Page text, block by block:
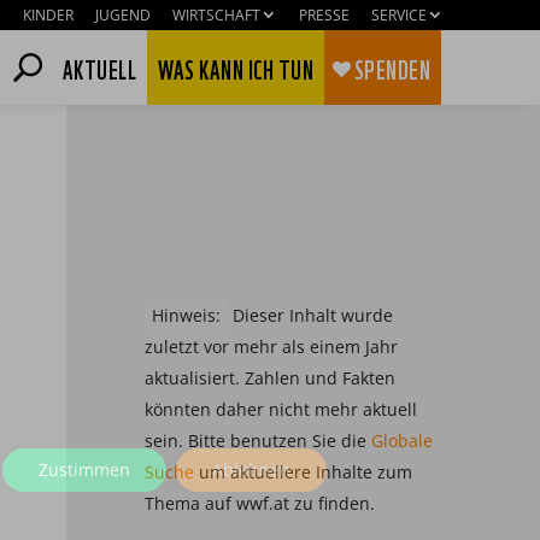
KINDER JUGEND WIRTSCHAFT PRESSE SERVICE
AKTUELL WAS KANN ICH TUN SPENDEN
Hinweis:
Dieser Inhalt wurde
zuletzt vor mehr als einem Jahr
aktualisiert. Zahlen und Fakten
könnten daher nicht mehr aktuell
sein. Bitte benutzen Sie die Globale
Suche um aktuellere Inhalte zum
Thema auf wwf.at zu finden.
Zustimmen Ablehnen